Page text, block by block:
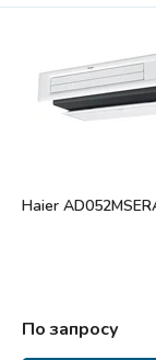
Haier
По запросу